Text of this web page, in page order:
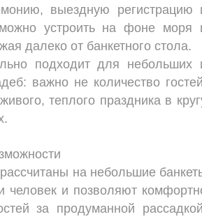
выездную регистрацию
устроить на фоне моря
далеко от банкетного стола.
подходит для небольших
важно не количество
теплого праздника в
на небольшие
человек и позволяют
за продуманной